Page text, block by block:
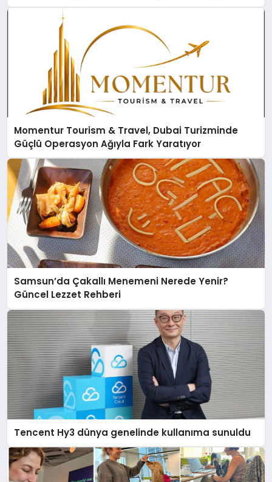
Momentur Tourism & Travel, Dubai Turizminde
Güçlü Operasyon Ağıyla Fark Yaratıyor
Samsun’da Çakallı Menemeni Nerede Yenir?
Güncel Lezzet Rehberi
Tencent Hy3 dünya genelinde kullanıma sunuldu